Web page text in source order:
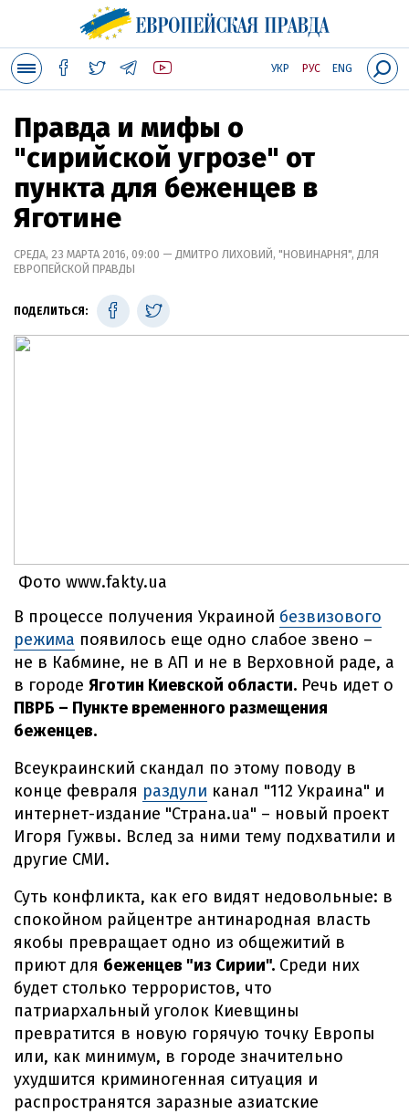
УКР РУС ENG
Правда и мифы о
"сирийской угрозе" от
пункта для беженцев в
Яготине
СРЕДА, 23 МАРТА 2016, 09:00 — ДМИТРО ЛИХОВИЙ, "НОВИНАРНЯ", ДЛЯ
ЕВРОПЕЙСКОЙ ПРАВДЫ
ПОДЕЛИТЬСЯ:
Фото www.fakty.ua
В процессе получения Украиной безвизового
режима появилось еще одно слабое звено –
не в Кабмине, не в АП и не в Верховной раде, а
в городе Яготин Киевской области. Речь идет о
ПВРБ – Пункте временного размещения
беженцев.
Всеукраинский скандал по этому поводу в
конце февраля раздули канал "112 Украина" и
интернет-издание "Страна.ua" – новый проект
Игоря Гужвы. Вслед за ними тему подхватили и
другие СМИ.
Суть конфликта, как его видят недовольные: в
спокойном райцентре антинародная власть
якобы превращает одно из общежитий в
приют для беженцев "из Сирии". Среди них
будет столько террористов, что
патриархальный уголок Киевщины
превратится в новую горячую точку Европы
или, как минимум, в городе значительно
ухудшится криминогенная ситуация и
распространятся заразные азиатские